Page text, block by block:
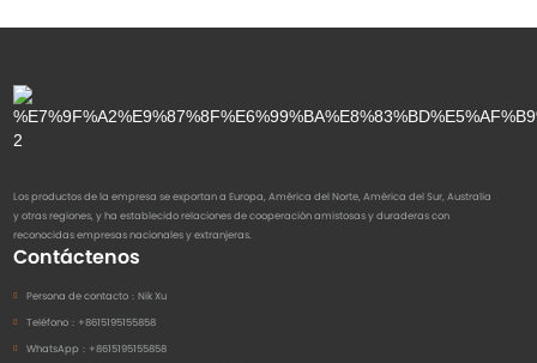
Los productos de la empresa se exportan a Europa, América del Norte, América del Sur, Australia
y otras regiones, y ha establecido relaciones de cooperación amistosas y duraderas con
reconocidas empresas nacionales y extranjeras.
Contáctenos
Persona de contacto： Nik Xu
Teléfono： +8615195155858
WhatsApp： +8615195155858